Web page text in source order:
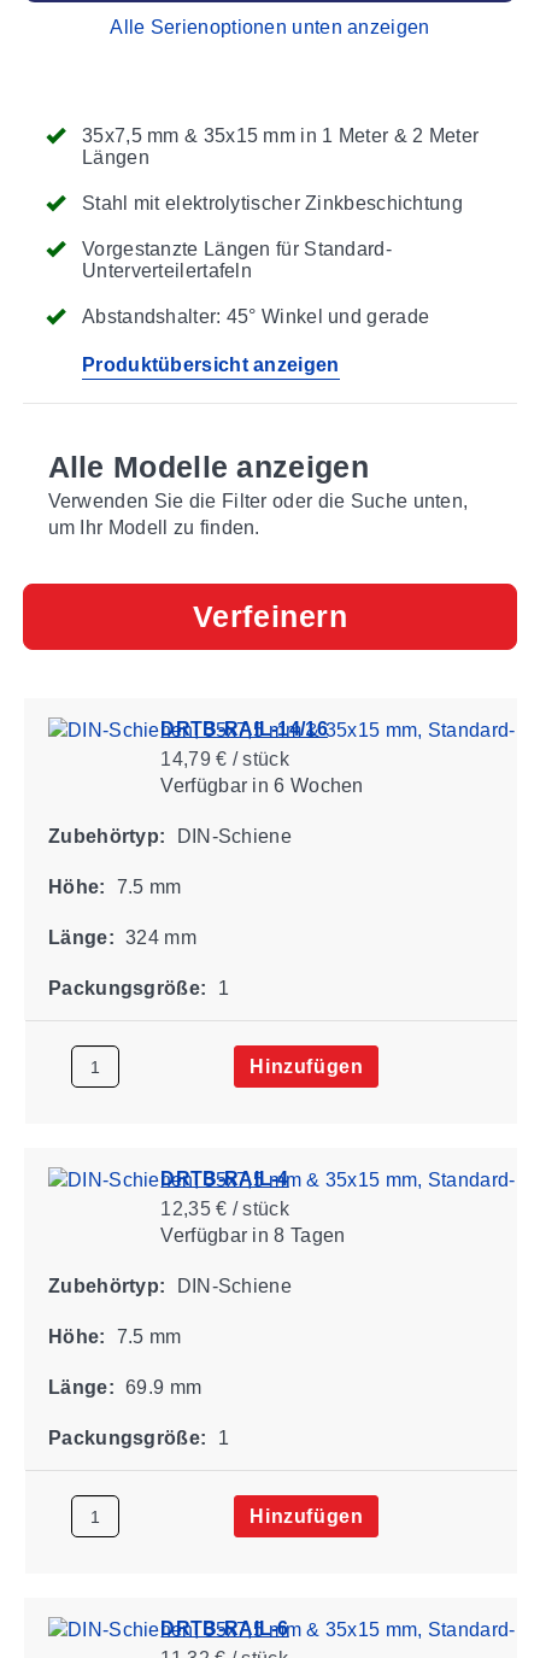
35x7,5 mm & 35x15 mm in 1 Meter & 2 Meter
Längen
Stahl mit elektrolytischer Zinkbeschichtung
Vorgestanzte Längen für Standard-
Unterverteilertafeln
Abstandshalter: 45° Winkel und gerade
Produktübersicht anzeigen
Alle Serienoptionen unten anzeigen
Alle Modelle anzeigen
Verwenden Sie die Filter oder die Suche unten,
um Ihr Modell zu finden.
Verfeinern
DRTB-RAIL-14/16
14,79 € / stück
Verfügbarin 6 Wochen
Zubehörtyp: DIN-Schiene
Höhe: 7.5 mm
Länge: 324 mm
Packungsgröße: 1
Hinzufügen
DRTB-RAIL-4
12,35 € / stück
Verfügbarin 8 Tagen
Zubehörtyp: DIN-Schiene
Höhe: 7.5 mm
Länge: 69.9 mm
Packungsgröße: 1
Hinzufügen
DRTB-RAIL-6